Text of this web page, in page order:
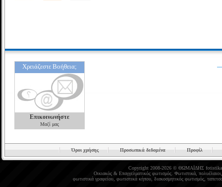
Χρειάζεστε Βοήθεια;
Επικοινωνήστε
Μαζί μας
Όροι χρήσης Προσωπικά δεδομένα Προφίλ
Copyright 2008-2026 © ΘΩΜΑΪΔΗΣ
Οικιακός& Επαγγελματικός φωτισμός. Φωτιστικά, πολυέλαιοι
φωτιστικά γραφείου, φωτιστικά κήπου, διακοσμητικός φωτισμός,